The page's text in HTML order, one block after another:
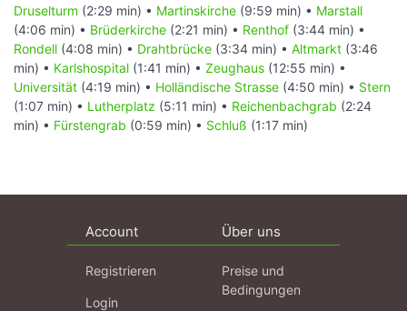
Druselturm (2:29 min) • Martinskirche (9:59 min) • Marstall
(4:06 min) • Brüderkirche (2:21 min) • Renthof (3:44 min) •
Rondell (4:08 min) • Drahtbrücke (3:34 min) • Altmarkt (3:46
min) • Karlshospital (1:41 min) • Zeughaus (12:55 min) •
Universität (4:19 min) • Holländische Strasse (4:50 min) • Stern
(1:07 min) • Lutherplatz (5:11 min) • Reichenbachgrab (2:24
min) • Fürstengrab (0:59 min) • Schluß (1:17 min)
Account
Registrieren
Login
Über uns
Preise und
Bedingungen